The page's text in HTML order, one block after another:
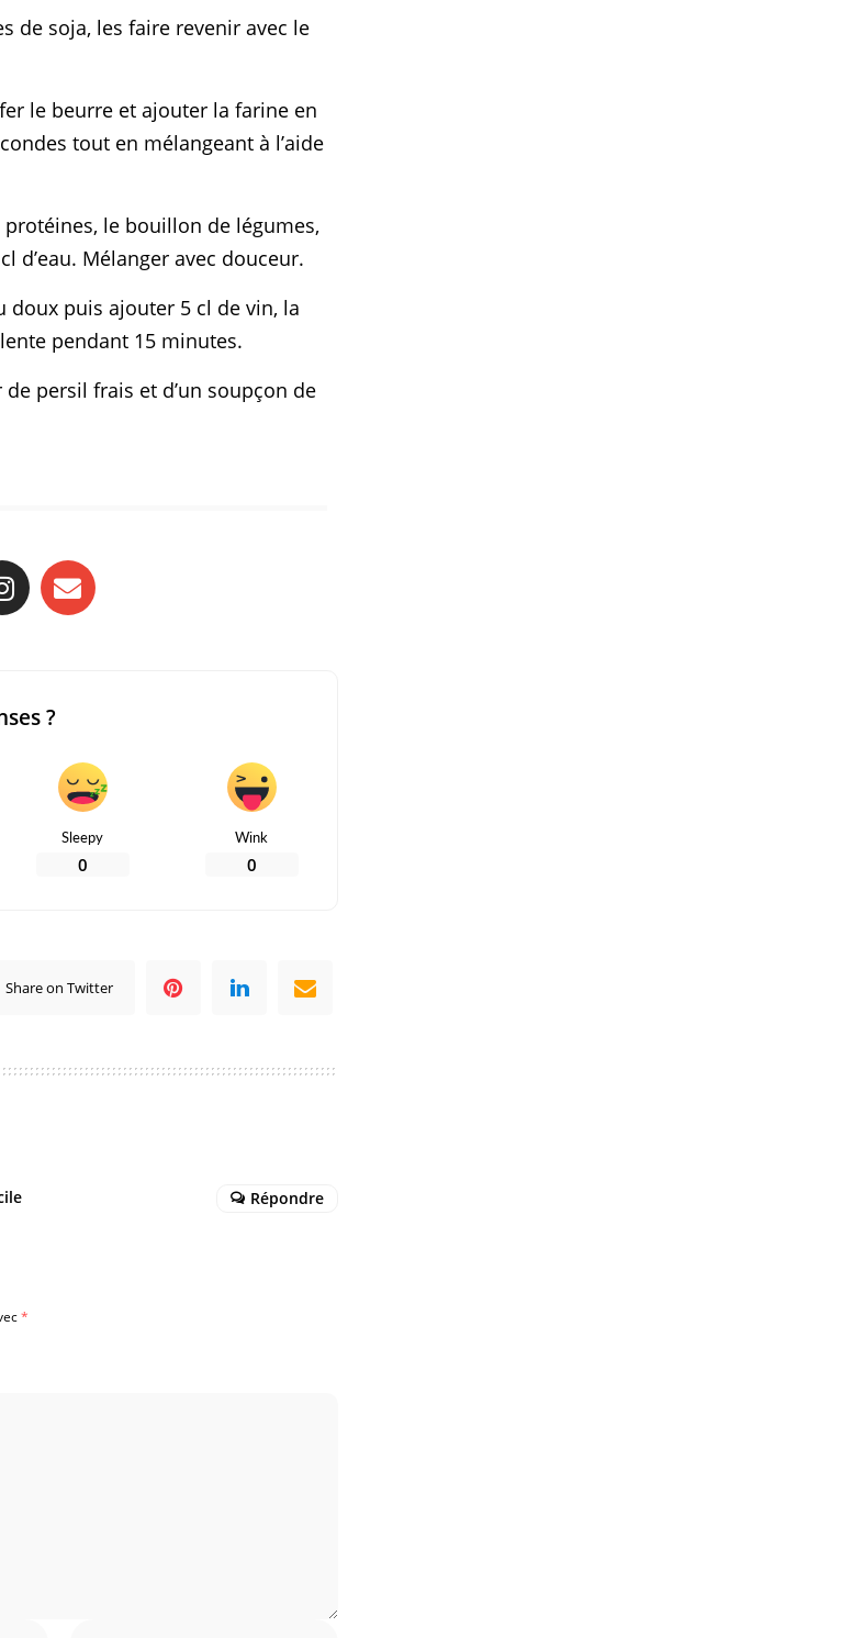
de soja, les faire revenir avec le
le beurre et ajouter la farine en
tout en mélangeant à l’aide
le bouillon de légumes,
d’eau. Mélanger avec douceur.
doux puis ajouter 5 cl de vin, la
pendant 15 minutes.
persil frais et d’un soupçon de
?
Sleepy
0
Wink
0
Share on Twitter
Répondre
*